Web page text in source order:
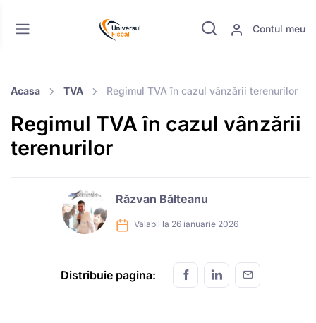
Contul meu
Acasa TVA Regimul TVA în cazul vânzării terenurilor
Regimul TVA în cazul vânzării
terenurilor
Răzvan Bălteanu
Valabil la 26 ianuarie 2026
Distribuie pagina: